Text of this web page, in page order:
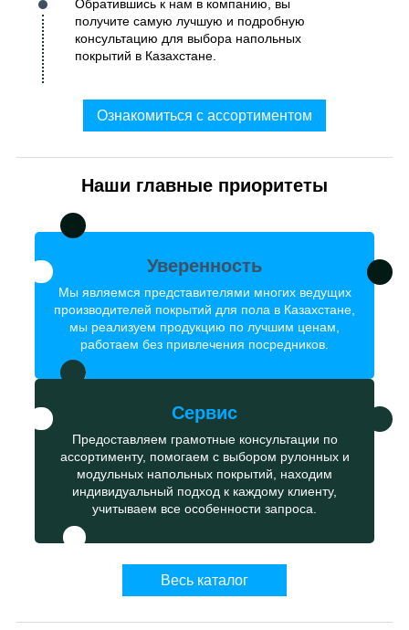
Обратившись к нам в компанию, вы
получите самую лучшую и подробную
консультацию для выбора напольных
покрытий в Казахстане.
Ознакомиться с ассортиментом
Наши главные приоритеты
Уверенность
Мы являемся представителями многих ведущих
производителей покрытий для пола в Казахстане,
мы реализуем продукцию по лучшим ценам,
работаем без привлечения посредников.
Сервис
Предоставляем грамотные консультации по
ассортименту, помогаем с выбором рулонных и
модульных напольных покрытий, находим
индивидуальный подход к каждому клиенту,
учитываем все особенности запроса.
Весь каталог